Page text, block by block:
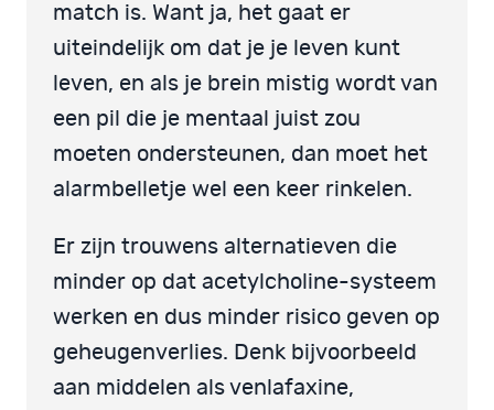
match is. Want ja, het gaat er
uiteindelijk om dat je je leven kunt
leven, en als je brein mistig wordt van
een pil die je mentaal juist zou
moeten ondersteunen, dan moet het
alarmbelletje wel een keer rinkelen.
Er zijn trouwens alternatieven die
minder op dat acetylcholine-systeem
werken en dus minder risico geven op
geheugenverlies. Denk bijvoorbeeld
aan middelen als venlafaxine,